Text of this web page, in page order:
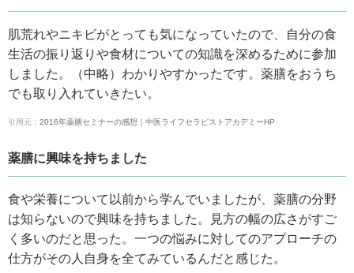
肌荒れやニキビがとっても気になっていたので、自分の食
生活の振り返りや食材についての知識を深めるために参加
しました。（中略）わかりやすかったです。薬膳をおうち
でも取り入れていきたい。
引用元： 2016年薬膳セミナーの感想｜中医ライフセラピストアカデミーHP
薬膳に興味を持ちました
食や栄養について以前から学んでいましたが、薬膳の分野
は知らないので興味を持ちました。見方の幅の広さがすご
く多いのだと思った。一つの悩みに対してのアプローチの
仕方がその人自身を全てみているんだと感じた。